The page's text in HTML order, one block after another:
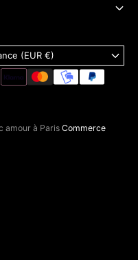
(EUR €)
amour à Paris Commerce